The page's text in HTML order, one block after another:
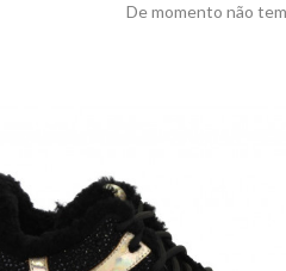
De momento não